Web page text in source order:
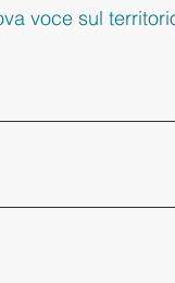
voce sul